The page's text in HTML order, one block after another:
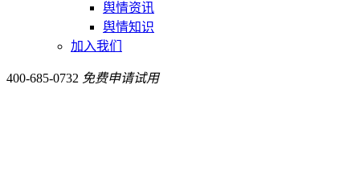
舆情资讯
舆情知识
加入我们
400-685-0732 免费申请试用